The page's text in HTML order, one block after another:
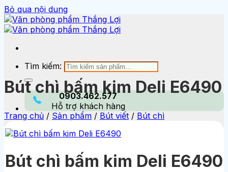
Bỏ qua nội dung
Tìm kiếm:
0903.462.577
Hỗ trợ khách hàng
Bút chì bấm kim Deli E6490
Trang chủ / Sản phẩm / Bút viết / Bút chì
Bút chì bấm kim Deli E6490